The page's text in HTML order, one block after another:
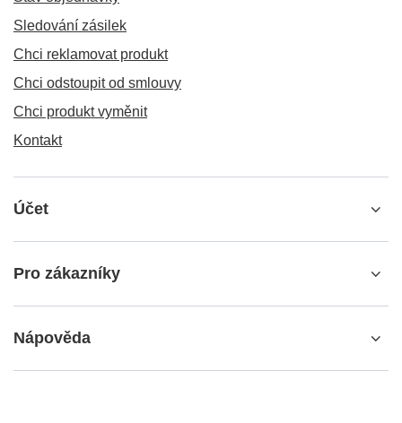
Sledování zásilek
Chci reklamovat produkt
Chci odstoupit od smlouvy
Chci produkt vyměnit
Kontakt
Účet
Pro zákazníky
Nápověda